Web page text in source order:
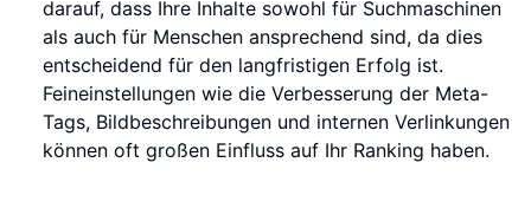
darauf, dass Ihre Inhalte sowohl für Suchmaschinen
als auch für Menschen ansprechend sind, da dies
entscheidend für den langfristigen Erfolg ist.
Feineinstellungen wie die Verbesserung der Meta-
Tags, Bildbeschreibungen und internen Verlinkungen
können oft großen Einfluss auf Ihr Ranking haben.